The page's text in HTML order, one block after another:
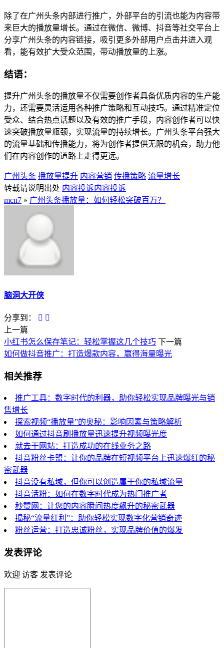
除了在广州头条内部进行推广，外部平台的引流也能为内容带
来巨大的播放量增长。通过在微信、微博、抖音等社交平台上
分享广州头条的内容链接，吸引更多外部用户点击并进入观
看，能有效扩大受众范围，带动播放量的上涨。
结语：
提升广州头条的播放量不仅需要创作者具备优质内容的生产能
力，还需要灵活运用各种推广策略和互动技巧。通过精准定位
受众、结合热点话题以及有效的推广手段，内容创作者可以快
速突破播放量瓶颈，实现流量的持续增长。广州头条平台强大
的流量基础和传播能力，将为创作者提供无限的机会，助力他
们在内容创作的道路上走得更远。
广州头条 播放量提升 内容营销 传播策略 流量增长
转载请说明出处 内容投诉内容投诉
mcn7 » 广州头条播放量：如何轻松突破百万？
脑洞大开侠
分享到：
上一篇
小红书怎么保存笔记：轻松掌握这几个技巧 下一篇
如何做抖音推广：打造爆款内容，赢得海量曝光
相关推荐
推广工具：数字时代的利器，助你轻松实现品牌曝光与销
售增长
探索视频“播放量”的奥秘：影响因素与策略解析
如何通过抖音刷播放量迅速提升视频曝光度
就去干网站：打造成功的在线业务之路
抖音粉丝卡盟：让你的品牌在短视频平台上迅速爆红的秘
密武器
抖音没有私域，但你可以创造属于你的私域流量
抖音活粉：如何在数字时代成为热门推广者
秒赞网：让您的内容瞬间热度飙升的秘密武器
揭秘“流量红利”：助你轻松实现数字化营销奇迹
粉丝运营：打造忠诚粉丝，实现品牌价值的爆发
发表评论
欢迎 访客 发表评论